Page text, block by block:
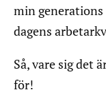
min generations
dagens
Så, vare sig det
för!